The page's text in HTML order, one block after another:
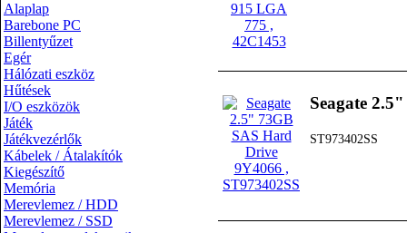
Alaplap
Barebone PC
Billentyűzet
Egér
Hálózati eszköz
Hűtések
I/O eszközök
Játék
Játékvezérlők
Kábelek / Átalakítók
Kiegészítő
Memória
Merevlemez / HDD
Merevlemez / SSD
Seagate
ST973402SS